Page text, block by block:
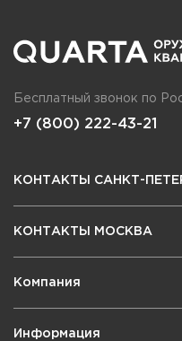
Бесплатный звонок по
+7 (800) 222-43-21
КОНТАКТЫ САНКТ-
КОНТАКТЫ МОСКВА
Компания
Информация